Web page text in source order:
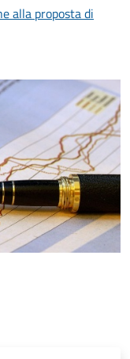
alla proposta di